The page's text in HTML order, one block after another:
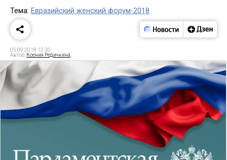
Тема: Евразийский женский форум-2018
05.09.2018 12:30
Автор: Ксения Редичкина